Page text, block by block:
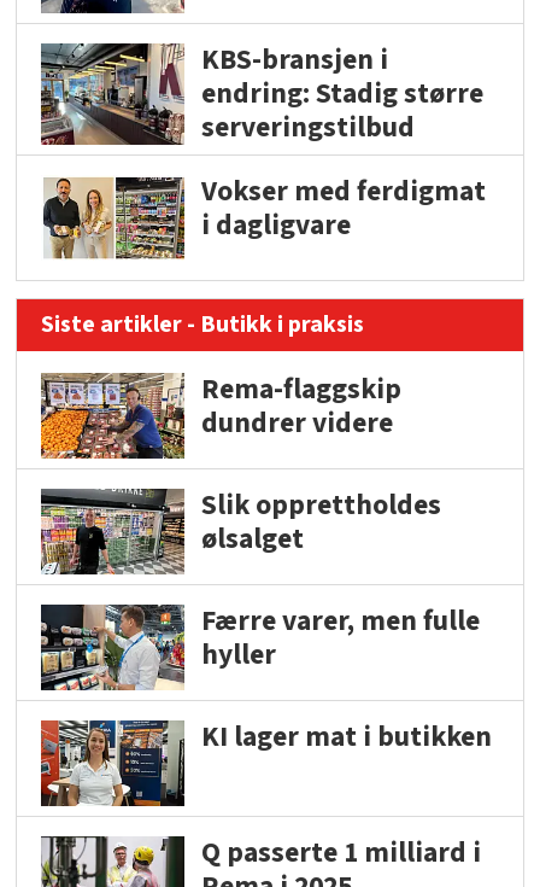
KBS-bransjen i
endring: Stadig større
serveringstilbud
Vokser med ferdigmat
i dagligvare
Siste artikler - Butikk i praksis
Rema-flaggskip
dundrer videre
Slik opprettholdes
ølsalget
Færre varer, men fulle
hyller
KI lager mat i butikken
Q passerte 1 milliard i